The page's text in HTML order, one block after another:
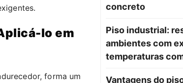
lo em
forma um
concreto
Piso industrial:
ambientes com
temperaturas
Vantagens do